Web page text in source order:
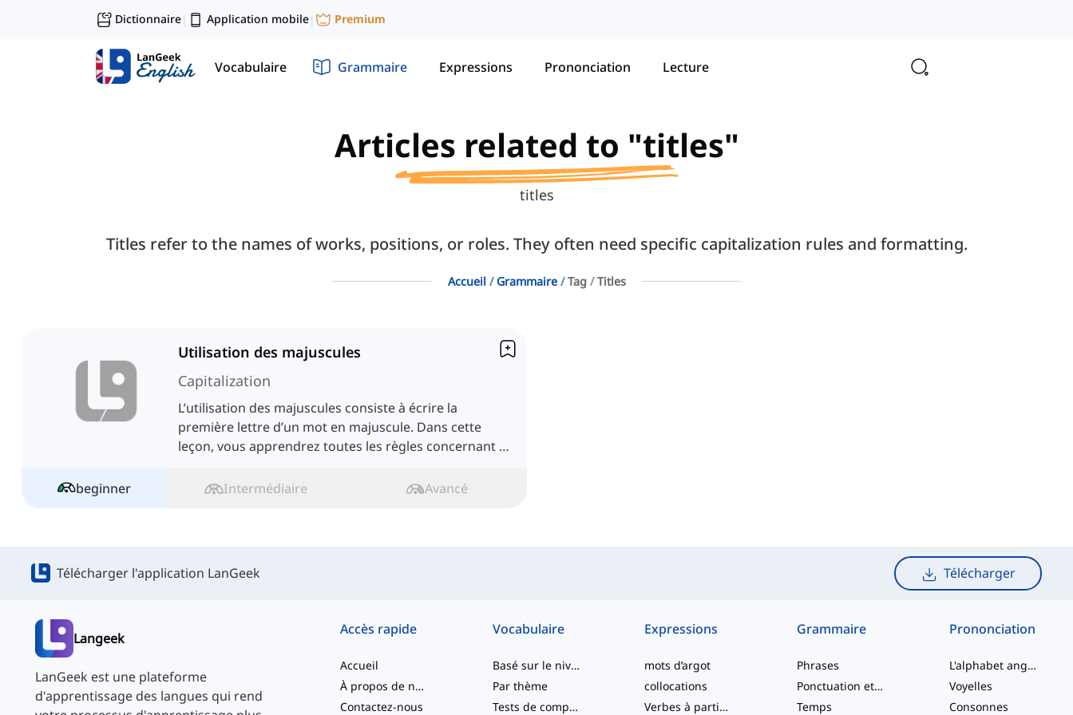
Dictionnaire| Application mobile| Premium
Vocabulaire Grammaire Expressions Prononciation Lecture
Articles related to "titles"
titles
Titles refer to the names of works, positions, or roles. They often need specific capitalization rules and formatting.
Accueil Grammaire Tag Titles
Utilisation des majuscules
Capitalization
L’utilisation des majuscules consiste à écrire la
première lettre d’un mot en majuscule. Dans cette
leçon, vous apprendrez toutes les règles concernant ce
beginner
Intermédiaire Avancé
Télécharger l'application LanGeek Télécharger
Langeek
LanGeek est une plateforme
d'apprentissage des langues qui rend
Accès rapide
Accueil
À propos de nous
Contactez-nous
Vocabulaire
Basé sur le niveau
Par thème
Tests de compétence
Expressions
mots d’argot
collocations
Verbes à particule
Grammaire
Phrases
Ponctuation et Orthographe
Temps
Prononciation
L'alphabet anglais
Voyelles
Consonnes